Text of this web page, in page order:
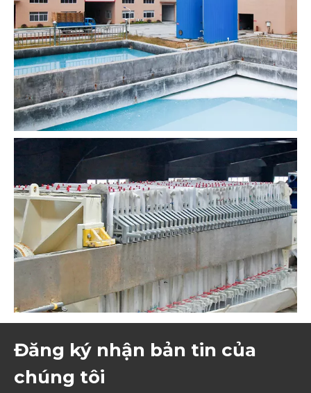
Đăng ký nhận bản tin của
chúng tôi